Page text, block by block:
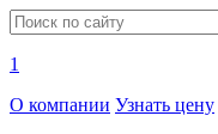
1
О компании Узнать цену